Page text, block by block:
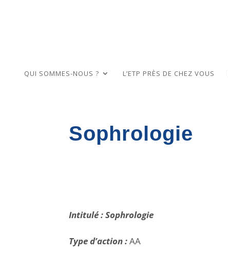
QUI SOMMES-NOUS ? L’ETP PRÈS DE CHEZ VOUS
Sophrologie
Intitulé : Sophrologie
Type d’action :AA